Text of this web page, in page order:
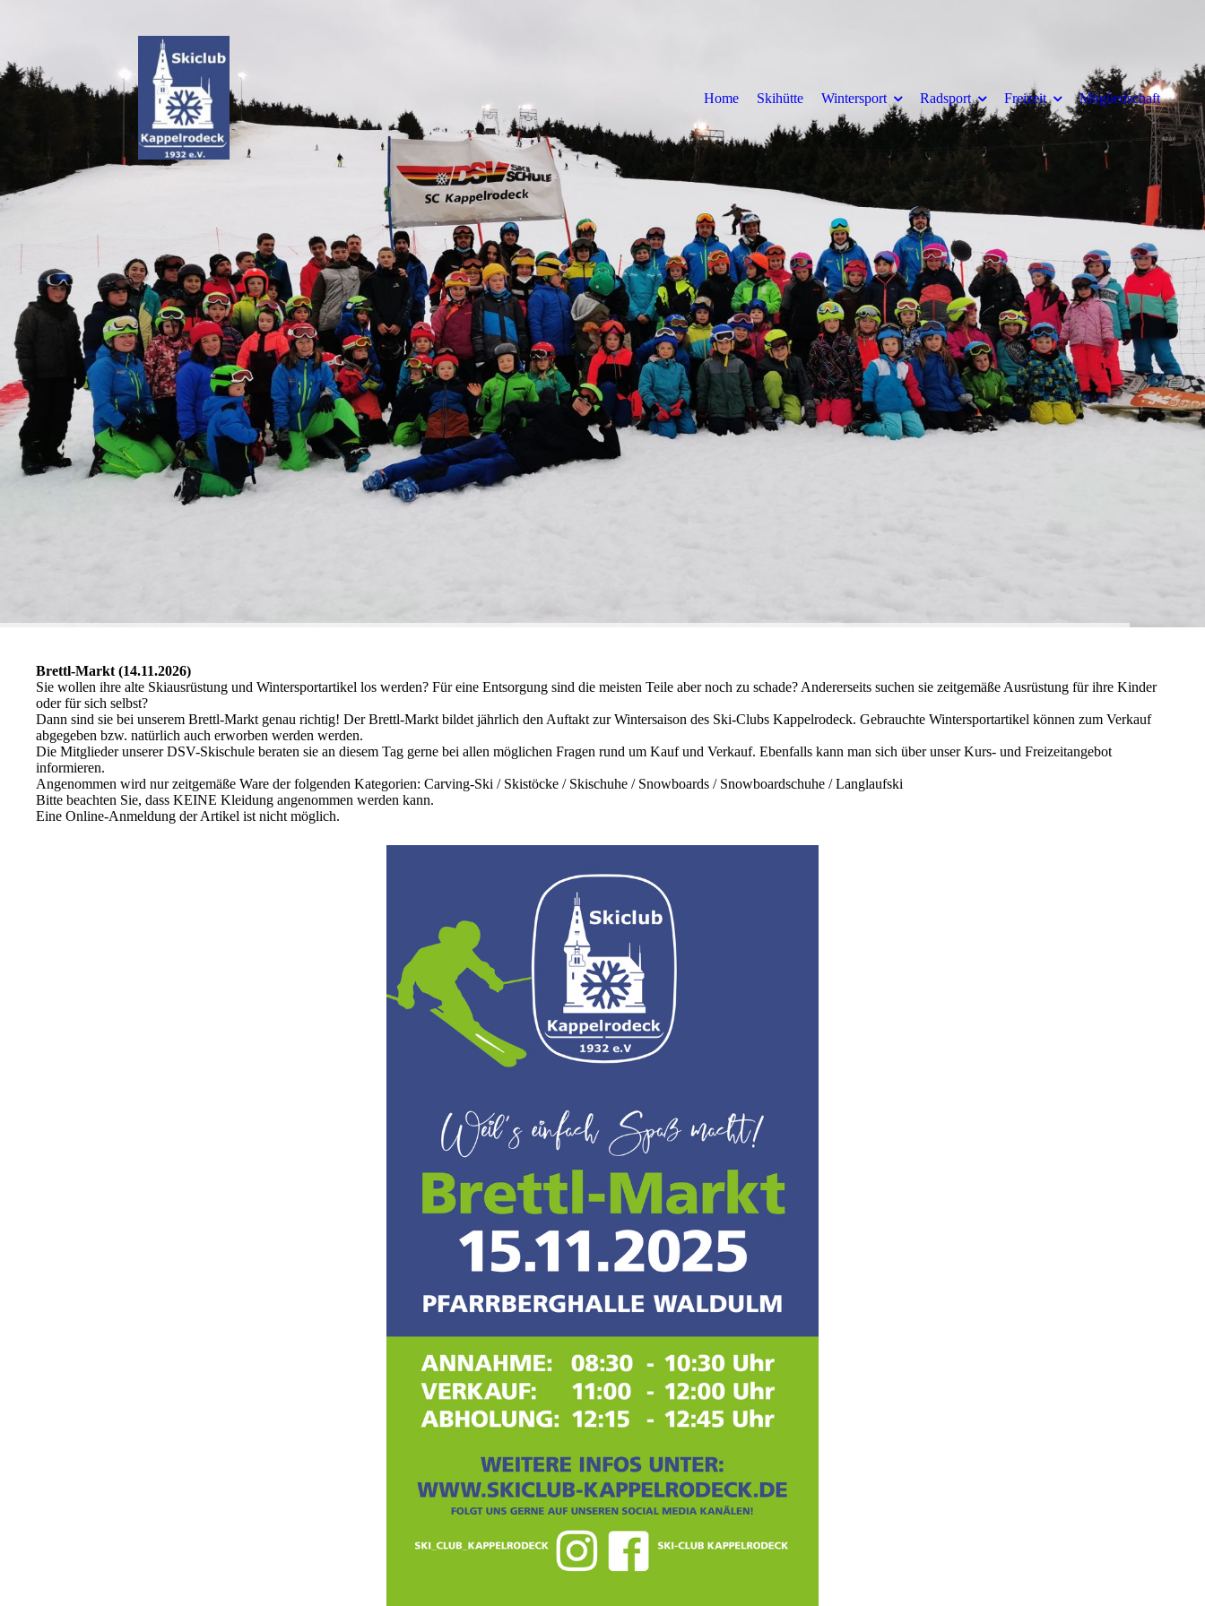
Home Skihütte Wintersport Radsport Freizeit Mitgliedschaft
Brettl-Markt (14.11.2026)
Sie wollen ihre alte Skiausrüstung und Wintersportartikel los werden? Für eine Entsorgung sind die meisten Teile aber noch zu schade? Andererseits suchen sie zeitgemäße Ausrüstung für ihre Kinder
oder für sich selbst?
Dann sind sie bei unserem Brettl-Markt genau richtig! Der Brettl-Markt bildet jährlich den Auftakt zur Wintersaison des Ski-Clubs Kappelrodeck. Gebrauchte Wintersportartikel können zum Verkauf
abgegeben bzw. natürlich auch erworben werden werden.
Die Mitglieder unserer DSV-Skischule beraten sie an diesem Tag gerne bei allen möglichen Fragen rund um Kauf und Verkauf. Ebenfalls kann man sich über unser Kurs- und Freizeitangebot
informieren.
Angenommen wird nur zeitgemäße Ware der folgenden Kategorien: Carving-Ski / Skistöcke / Skischuhe / Snowboards / Snowboardschuhe / Langlaufski
Bitte beachten Sie, dass KEINE Kleidung angenommen werden kann.
Eine Online-Anmeldung der Artikel ist nicht möglich.